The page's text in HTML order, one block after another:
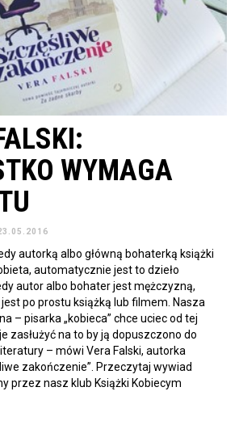
WYMAGA
autorką albo główną bohaterką książki
automatycznie jest to dzieło
autor albo bohater jest mężczyzną,
po prostu książką lub filmem. Nasza
– pisarka „kobieca” chce uciec od tej
zasłużyć na to by ją dopuszczono do
– mówi Vera Falski, autorka
zakończenie”. Przeczytaj wywiad
przez nasz klub Książki Kobiecym